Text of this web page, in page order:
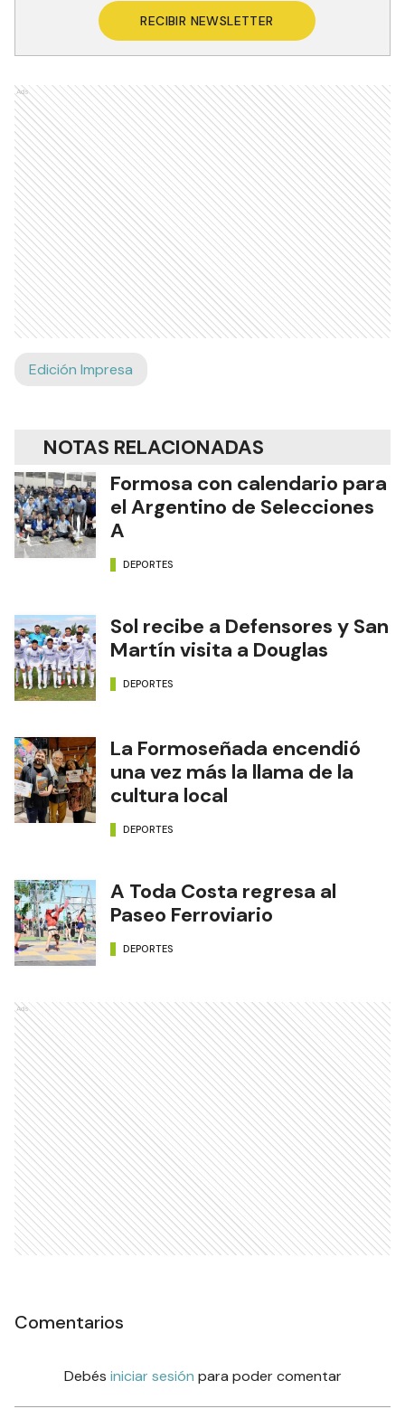
RECIBIR NEWSLETTER
Ads
Edición Impresa
NOTAS RELACIONADAS
Formosa con calendario para
el Argentino de Selecciones
A
DEPORTES
Sol recibe a Defensores y San
Martín visita a Douglas
DEPORTES
La Formoseñada encendió
una vez más la llama de la
cultura local
DEPORTES
A Toda Costa regresa al
Paseo Ferroviario
DEPORTES
Ads
Comentarios
Debés iniciar sesión para poder comentar